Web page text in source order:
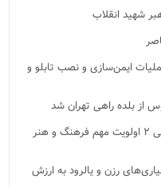
شهید انقلاب
ایمن‌سازی و نصب تابلو و
توسعه باغ هنر و برگزاری رویدادهای ملی ۲ اولویت مهم فرهنگ و هنر
رزن و یالرود به ارزش